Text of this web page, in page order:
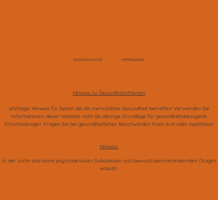
DATENSCHUTZ IMPRESSUM
Hinweis zu Gesundheitsthemen
Wichtiger Hinweis für Seiten die die menschliche Gesundheit betreffen! Verwenden Sie
Informationen dieser Website nicht als alleinige Grundlage für gesundheitsbezogene
Entscheidungen. Fragen Sie bei gesundheitlichen Beschwerden Ihren Arzt oder Apotheker.
Hinweis:
In der Jurte sind keine psychoaktiaven Substanzen und bewusstseinsverändernden Drogen
erlaubt.